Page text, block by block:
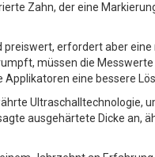
Zahn, der eine
erfordert aber
müssen die
eine bessere
Ultraschalltechnologie,
ausgehärtete Dicke an,